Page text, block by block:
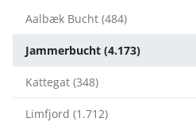
Aalbæk Bucht (484)
Jammerbucht (4.173)
Kattegat (348)
Limfjord (1.712)